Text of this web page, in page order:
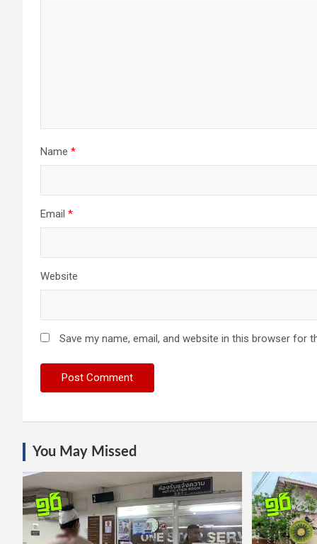
Name *
Email *
Website
Save my name, email, and website in this browser for
You May Missed